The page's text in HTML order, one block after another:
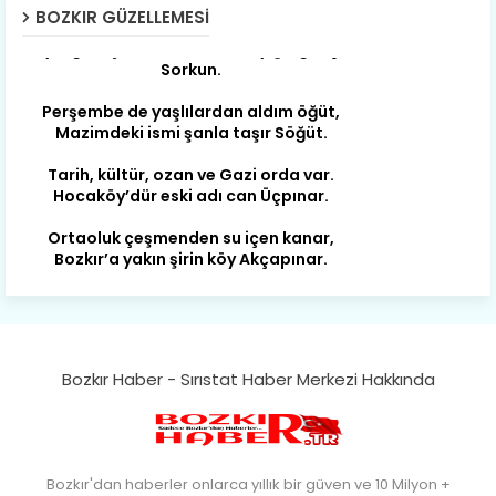
BOZKIR GÜZELLEMESI
yorgun. Şehit Berâtlı, halkı yiğit genç
Perşembe de yaşlılardan aldım öğüt,
Tarih, kültür, ozan ve Gazi orda var.
Ortaoluk çeşmenden su içen kanar,
Okuyan, yazıp bileni hep umutlu,
Bozkır’ın geçidisin kıvrım yolunla.
Tümtürk’le “Şehit Berât”lı Aydınkışla.
Altın ışık gönderir güneş doğunca,
Kendi yağıyla kavrulur Ayvalıca.
Bozkır Haber - Sırıstat Haber Merkezi Hakkında
Bozkır'dan haberler onlarca yıllık bir güven ve 10 Milyon +